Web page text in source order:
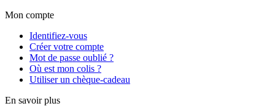
Mon compte
Identifiez-vous
Créer votre compte
Mot de passe oublié ?
Où est mon colis ?
Utiliser un chèque-cadeau
En savoir plus